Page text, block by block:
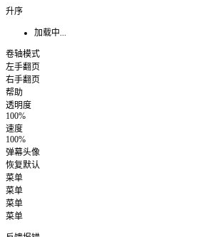
升序
加载中...
卷轴模式
左手翻页
右手翻页
帮助
透明度
100%
速度
100%
弹幕头像
恢复默认
菜单
菜单
菜单
菜单